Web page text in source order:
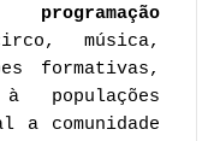
programação
música,
formativas,
populações
a comunidade